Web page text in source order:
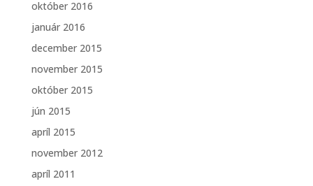
október 2016
január 2016
december 2015
november 2015
október 2015
jún 2015
apríl 2015
november 2012
apríl 2011